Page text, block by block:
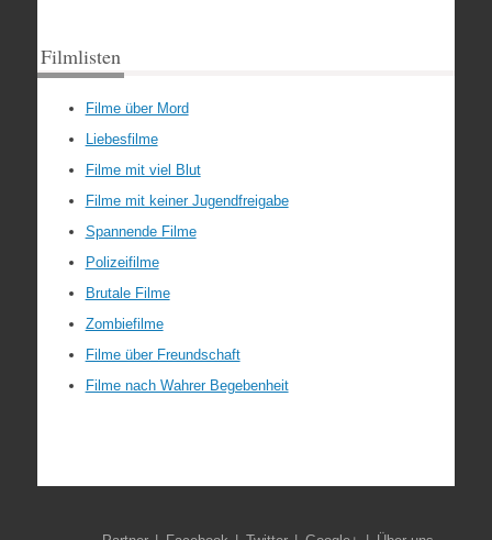
Filmlisten
Filme über Mord
Liebesfilme
Filme mit viel Blut
Filme mit keiner Jugendfreigabe
Spannende Filme
Polizeifilme
Brutale Filme
Zombiefilme
Filme über Freundschaft
Filme nach Wahrer Begebenheit